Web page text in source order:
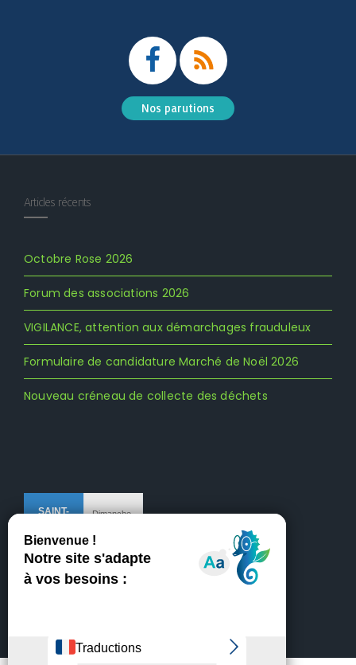
Nos parutions
Articles récents
Octobre Rose 2026
Forum des associations 2026
VIGILANCE, attention aux démarchages frauduleux
Formulaire de candidature Marché de Noël 2026
Nouveau créneau de collecte des déchets